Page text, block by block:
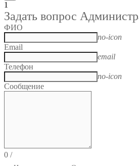
1
Задать вопрос
ФИО
no-icon
Email
email
Телефон
no-icon
Сообщение
0 /